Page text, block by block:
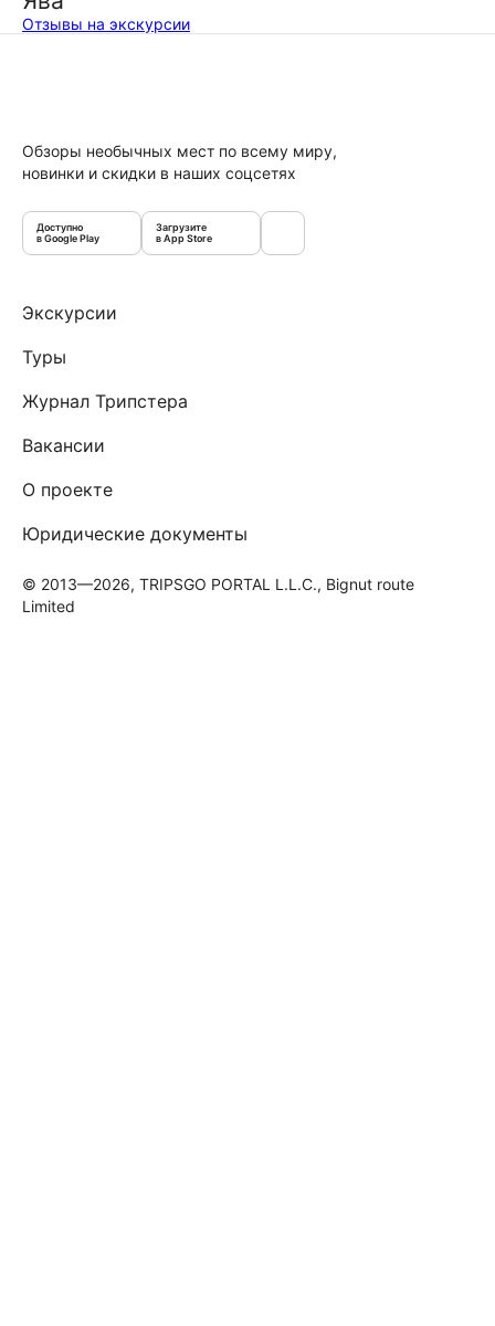
Отзывы на экскурсии
Обзоры необычных мест по всему миру,
новинки и скидки в наших соцсетях
Доступно
в Google Play
Загрузите
в App Store
Экскурсии
Туры
Журнал Трипстера
Вакансии
О проекте
Юридические документы
© 2013—2026, TRIPSGO PORTAL L.L.C., Bignut route
Limited